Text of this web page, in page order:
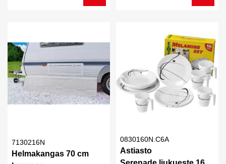
7130216N
Helmakangas 70 cm
0830160N.C6A
Astiasto